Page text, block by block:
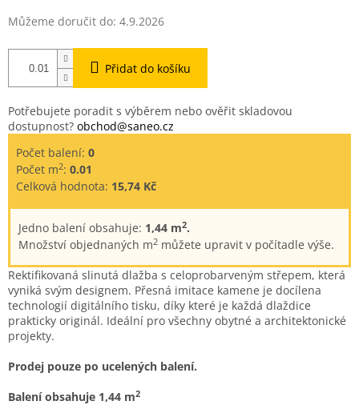
Můžeme doručit do: 4.9.2026
Přidat do košíku
Potřebujete poradit s výběrem nebo ověřit skladovou
dostupnost? obchod@saneo.cz
Počet balení: 0
Počet m2: 0.01
Celková hodnota: 15,74 Kč
Jedno balení obsahuje: 1,44 m2.
Množství objednaných m2 můžete upravit v počítadle výše.
Rektifikovaná slinutá dlažba s celoprobarveným střepem, která
vyniká svým designem. Přesná imitace kamene je docílena
technologií digitálního tisku, díky které je každá dlaždice
prakticky originál. Ideální pro všechny obytné a architektonické
projekty.
Prodej pouze po ucelených balení.
Balení obsahuje 1,44 m2